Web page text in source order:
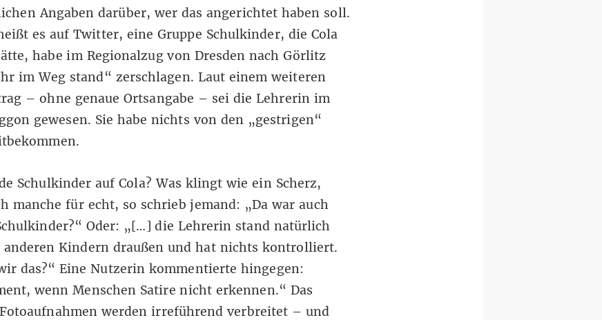
Angaben darüber, wer das angerichtet haben soll.
es auf Twitter, eine Gruppe Schulkinder, die Cola
habe im Regionalzug von Dresden nach Görlitz
im Weg stand“ zerschlagen. Laut einem weiteren
– ohne genaue Ortsangabe – sei die Lehrerin im
gewesen. Sie habe nichts von den „gestrigen“
Schulkinder auf Cola? Was klingt wie ein Scherz,
manche für echt, so schrieb jemand: „Da war auch
Oder: „[…] die Lehrerin stand natürlich
Kindern draußen und hat nichts kontrolliert.
das?“ Eine Nutzerin kommentierte hingegen:
wenn Menschen Satire nicht erkennen.“ Das
werden irreführend verbreitet – und